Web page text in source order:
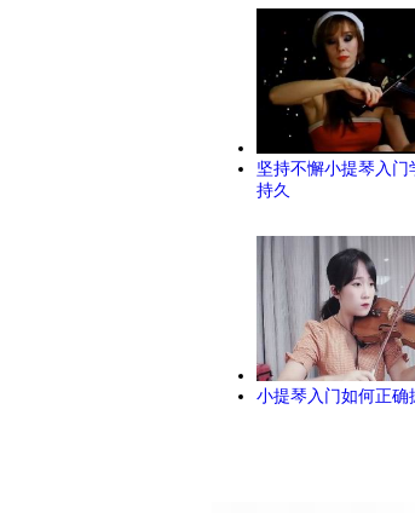
坚持不懈小提琴入门
持久
小提琴入门如何正确